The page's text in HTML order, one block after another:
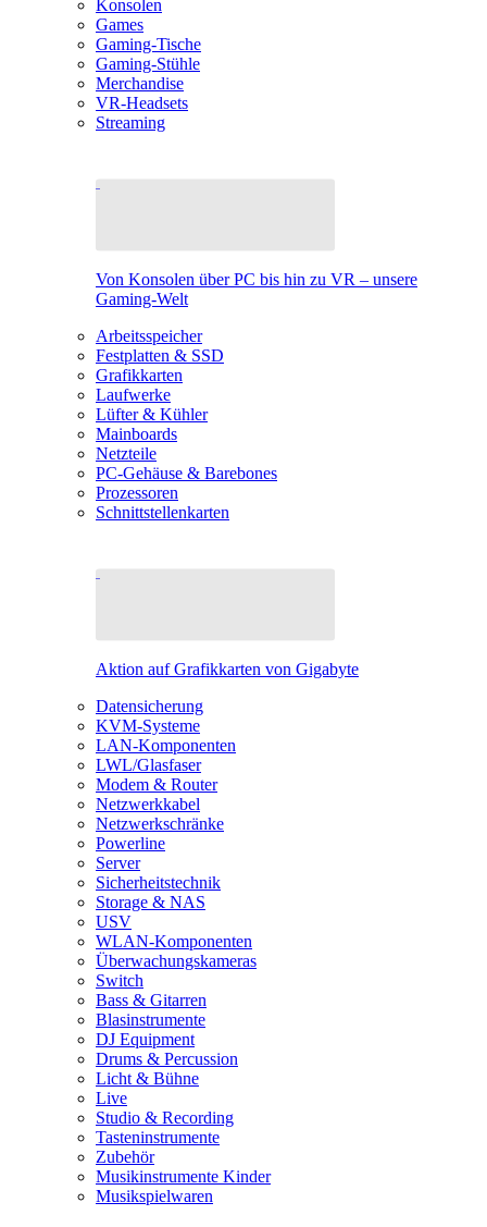
Konsolen
Games
Gaming-Tische
Gaming-Stühle
Merchandise
VR-Headsets
Streaming
Von Konsolen über PC bis hin zu VR – unsere
Gaming-Welt
Arbeitsspeicher
Festplatten & SSD
Grafikkarten
Laufwerke
Lüfter & Kühler
Mainboards
Netzteile
PC-Gehäuse & Barebones
Prozessoren
Schnittstellenkarten
Aktion auf Grafikkarten von Gigabyte
Datensicherung
KVM-Systeme
LAN-Komponenten
LWL/Glasfaser
Modem & Router
Netzwerkkabel
Netzwerkschränke
Powerline
Server
Sicherheitstechnik
Storage & NAS
USV
WLAN-Komponenten
Überwachungskameras
Switch
Bass & Gitarren
Blasinstrumente
DJ Equipment
Drums & Percussion
Licht & Bühne
Live
Studio & Recording
Tasteninstrumente
Zubehör
Musikinstrumente Kinder
Musikspielwaren